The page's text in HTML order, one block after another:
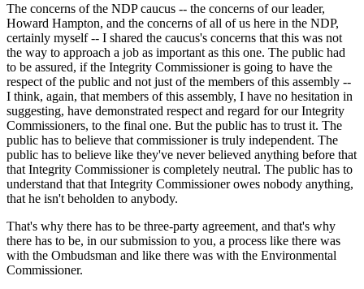
The concerns of the NDP caucus -- the concerns of our leader,
Howard Hampton, and the concerns of all of us here in the NDP,
certainly myself -- I shared the caucus's concerns that this was not
the way to approach a job as important as this one. The public had
to be assured, if the Integrity Commissioner is going to have the
respect of the public and not just of the members of this assembly --
I think, again, that members of this assembly, I have no hesitation in
suggesting, have demonstrated respect and regard for our Integrity
Commissioners, to the final one. But the public has to trust it. The
public has to believe that commissioner is truly independent. The
public has to believe like they've never believed anything before that
that Integrity Commissioner is completely neutral. The public has to
understand that that Integrity Commissioner owes nobody anything,
that he isn't beholden to anybody.
That's why there has to be three-party agreement, and that's why
there has to be, in our submission to you, a process like there was
with the Ombudsman and like there was with the Environmental
Commissioner.